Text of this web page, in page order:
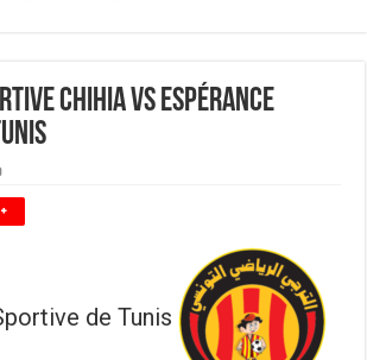
Chihia vs Espérance
de Tunis